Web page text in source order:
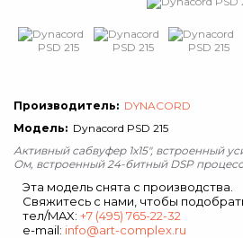
Производитель: DYNACORD
Модель: Dynacord PSD 215
Активный сабвуфер 1x15", встроенный
Ом, встроенный 24-битный DSP
Эта модель снята с производства.
Свяжитесь с нами, чтобы
тел/MAX: +7 (495) 765-22-32
e-mail: info@art-complex.ru